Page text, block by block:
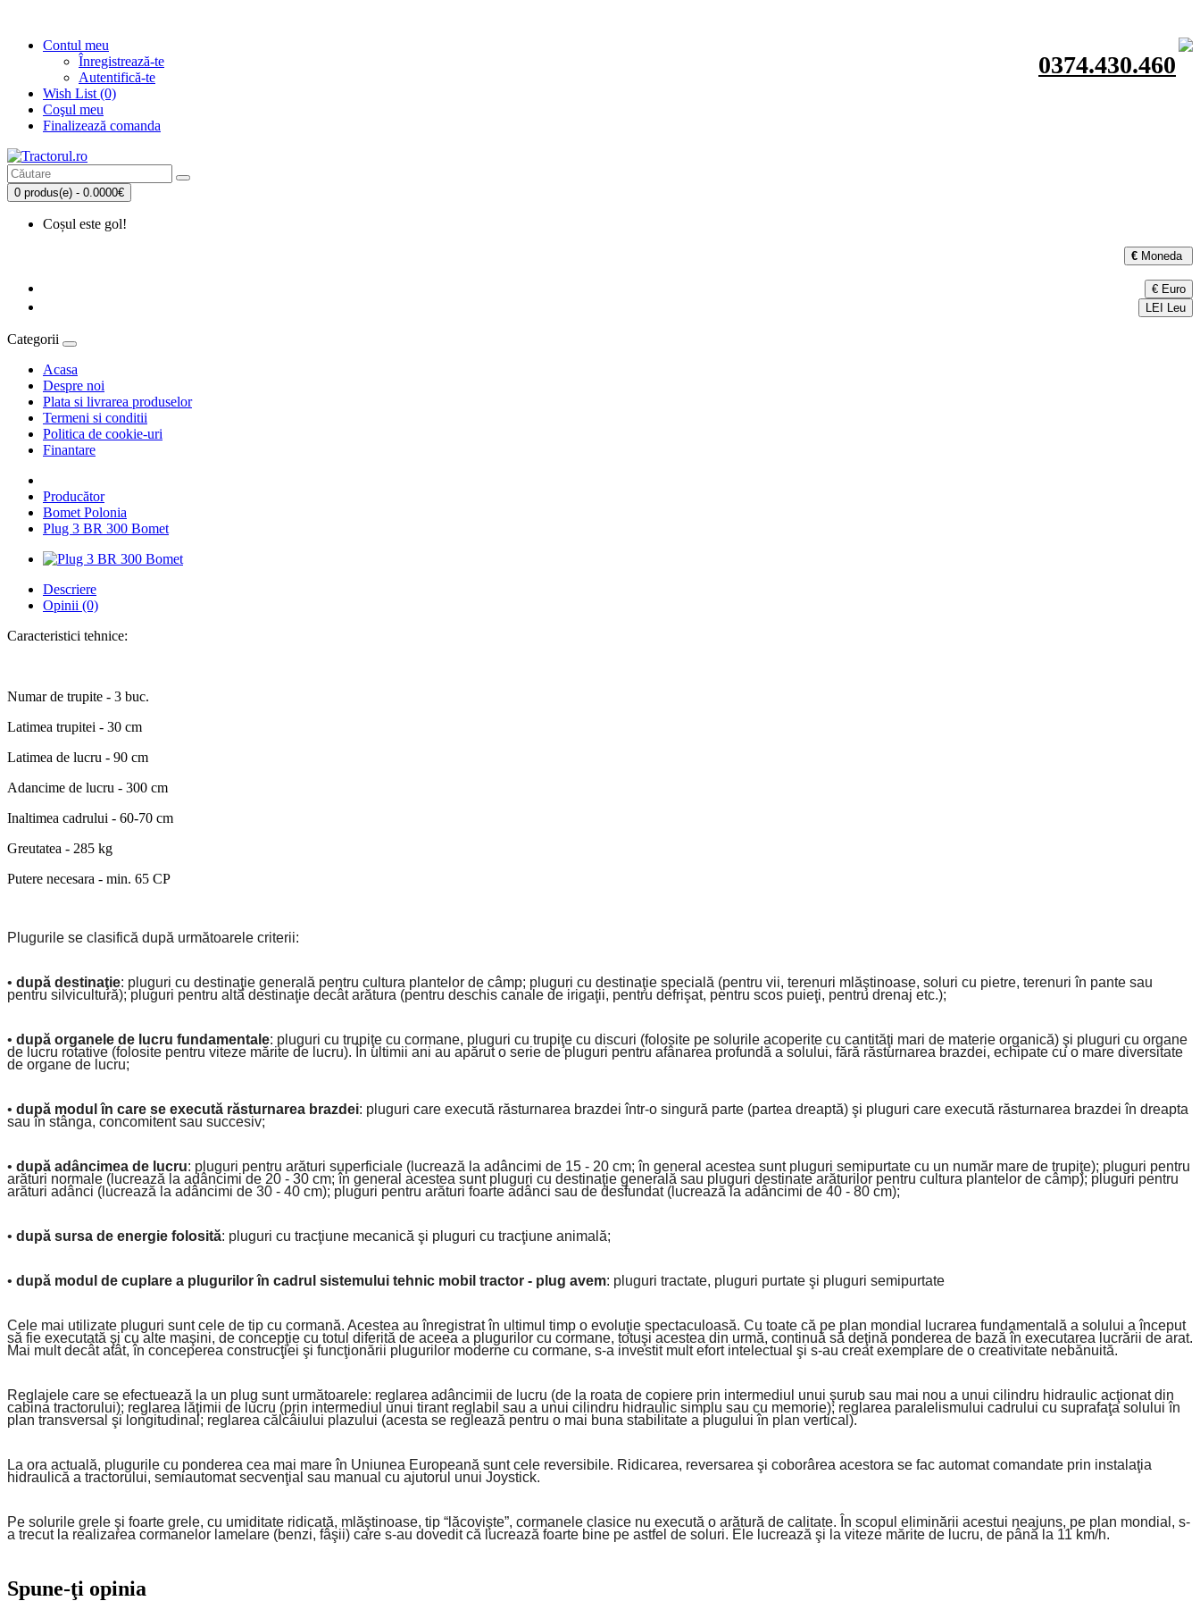
0374.430.460
Contul meu
Înregistrează-te
Autentifică-te
Wish List (0)
Coşul meu
Finalizează comanda
0 produs(e) - 0.0000€
Coșul este gol!
€ Moneda
€ Euro
LEI Leu
Categorii
Acasa
Despre noi
Plata si livrarea produselor
Termeni si conditii
Politica de cookie-uri
Finantare
Producător
Bomet Polonia
Plug 3 BR 300 Bomet
Descriere
Opinii (0)
Caracteristici tehnice:
Numar de trupite - 3 buc.
Latimea trupitei - 30 cm
Latimea de lucru - 90 cm
Adancime de lucru - 300 cm
Inaltimea cadrului - 60-70 cm
Greutatea - 285 kg
Putere necesara - min. 65 CP
Plugurile se clasifică după următoarele criterii:
• după destinaţie: pluguri cu destinaţie generală pentru cultura plantelor de câmp; pluguri cu destinaţie specială (pentru vii, terenuri mlăştinoase, soluri cu pietre, terenuri în pante sau
pentru silvicultură); pluguri pentru altă destinaţie decât arătura (pentru deschis canale de irigaţii, pentru defrişat, pentru scos puieţi, pentru drenaj etc.);
• după organele de lucru fundamentale: pluguri cu trupiţe cu cormane, pluguri cu trupiţe cu discuri (folosite pe solurile acoperite cu cantităţi mari de materie organică) şi pluguri cu organe
de lucru rotative (folosite pentru viteze mărite de lucru). În ultimii ani au apărut o serie de pluguri pentru afânarea profundă a solului, fără răsturnarea brazdei, echipate cu o mare diversitate
de organe de lucru;
• după modul în care se execută răsturnarea brazdei: pluguri care execută răsturnarea brazdei într-o singură parte (partea dreaptă) şi pluguri care execută răsturnarea brazdei în dreapta
sau în stânga, concomitent sau succesiv;
• după adâncimea de lucru: pluguri pentru arături superficiale (lucrează la adâncimi de 15 - 20 cm; în general acestea sunt pluguri semipurtate cu un număr mare de trupiţe); pluguri pentru
arături normale (lucrează la adâncimi de 20 - 30 cm; în general acestea sunt pluguri cu destinaţie generală sau pluguri destinate arăturilor pentru cultura plantelor de câmp); pluguri pentru
arături adânci (lucrează la adâncimi de 30 - 40 cm); pluguri pentru arături foarte adânci sau de desfundat (lucrează la adâncimi de 40 - 80 cm);
• după sursa de energie folosită: pluguri cu tracţiune mecanică şi pluguri cu tracţiune animală;
• după modul de cuplare a plugurilor în cadrul sistemului tehnic mobil tractor - plug avem: pluguri tractate, pluguri purtate şi pluguri semipurtate
Cele mai utilizate pluguri sunt cele de tip cu cormană. Acestea au înregistrat în ultimul timp o evoluţie spectaculoasă. Cu toate că pe plan mondial lucrarea fundamentală a solului a început
să fie executată şi cu alte maşini, de concepţie cu totul diferită de aceea a plugurilor cu cormane, totuşi acestea din urmă, continuă să deţină ponderea de bază în executarea lucrării de arat.
Mai mult decât atât, în conceperea construcţiei şi funcţionării plugurilor moderne cu cormane, s-a investit mult efort intelectual şi s-au creat exemplare de o creativitate nebănuită.
Reglajele care se efectuează la un plug sunt următoarele: reglarea adâncimii de lucru (de la roata de copiere prin intermediul unui şurub sau mai nou a unui cilindru hidraulic acţionat din
cabina tractorului); reglarea lăţimii de lucru (prin intermediul unui tirant reglabil sau a unui cilindru hidraulic simplu sau cu memorie); reglarea paralelismului cadrului cu suprafaţa solului în
plan transversal şi longitudinal; reglarea călcâiului plazului (acesta se reglează pentru o mai buna stabilitate a plugului în plan vertical).
La ora actuală, plugurile cu ponderea cea mai mare în Uniunea Europeană sunt cele reversibile. Ridicarea, reversarea şi coborârea acestora se fac automat comandate prin instalaţia
hidraulică a tractorului, semiautomat secvenţial sau manual cu ajutorul unui Joystick.
Pe solurile grele şi foarte grele, cu umiditate ridicată, mlăştinoase, tip “lăcovişte”, cormanele clasice nu execută o arătură de calitate. În scopul eliminării acestui neajuns, pe plan mondial, s-
a trecut la realizarea cormanelor lamelare (benzi, fâşii) care s-au dovedit că lucrează foarte bine pe astfel de soluri. Ele lucrează şi la viteze mărite de lucru, de până la 11 km/h.
Spune-ţi opinia